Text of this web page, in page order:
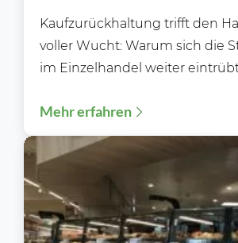
Kaufzurückhaltung trifft den
voller Wucht: Warum sich die
im Einzelhandel weiter
unter Druck....
Mehr erfahren